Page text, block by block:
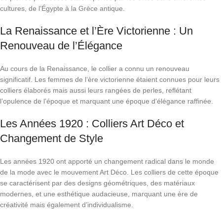
cultures, de l’Égypte à la Grèce antique.
La Renaissance et l’Ère Victorienne : Un
Renouveau de l’Élégance
Au cours de la Renaissance, le collier a connu un renouveau
significatif. Les femmes de l’ère victorienne étaient connues pour leurs
colliers élaborés mais aussi leurs rangées de perles, reflétant
l’opulence de l’époque et marquant une époque d’élégance raffinée.
Les Années 1920 : Colliers Art Déco et
Changement de Style
Les années 1920 ont apporté un changement radical dans le monde
de la mode avec le mouvement Art Déco. Les colliers de cette époque
se caractérisent par des designs géométriques, des matériaux
modernes, et une esthétique audacieuse, marquant une ère de
créativité mais également d’individualisme.